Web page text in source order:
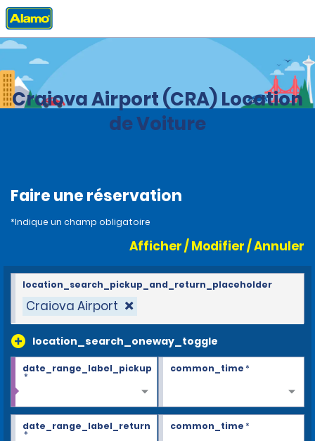
Accueil Agences
Craiova Airport (CRA) Location
de Voiture
Faire une réservation
*Indique un champ obligatoire
Afficher / Modifier / Annuler
Craiova Airport
location_search_oneway_toggle
location_search_pickup_and_return_placeholder
date_range_label_pickup
*
common_time*
date_range_label_return
*
common_time*